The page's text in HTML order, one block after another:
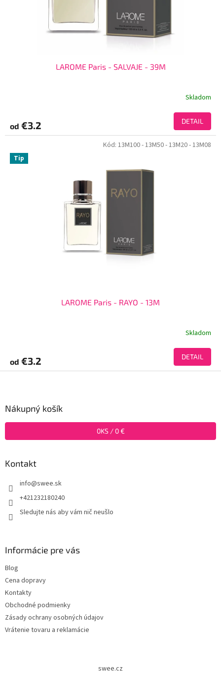
LAROME Paris - SALVAJE - 39M
Skladom
od €3.2 DETAIL
Tip
LAROME Paris - RAYO - 13M
Skladom
od €3.2 DETAIL
Kód: 13M100- 13M50- 13M20- 13M08
Nákupný košík
0KS / 0 €
Kontakt
info@swee.sk
+421232180240
Sledujte nás aby vám nič neušlo
Informácie pre vás
Blog
Cena dopravy
Kontakty
Obchodné podmienky
Zásady ochrany osobných údajov
Vrátenie tovaru a reklamácie
swee.cz